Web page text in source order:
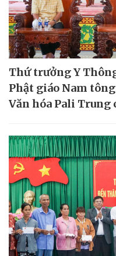
Thứ trưởng Y
Phật giáo Nam
Văn hóa Pali Trung